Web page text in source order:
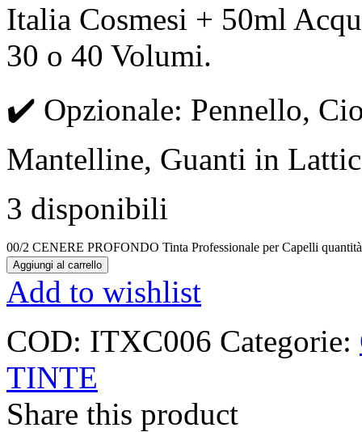
Italia Cosmesi + 50ml
30 o 40 Volumi.
✔️ Opzionale: Pennello,
Mantelline, Guanti in
3 disponibili
00/2 CENERE PROFONDO Tinta Professionale per Capelli quantità
Aggiungi al carrello
Add to wishlist
COD: ITXC006 Categorie:
TINTE
Share this product